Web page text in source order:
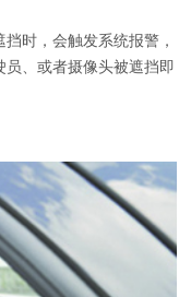
时，会触发系统报警，
、或者摄像头被遮挡即